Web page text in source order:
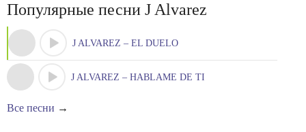
Популярные песни J Alvarez
J ALVAREZ – EL DUELO
J ALVAREZ – HABLAME DE TI
Все песни →